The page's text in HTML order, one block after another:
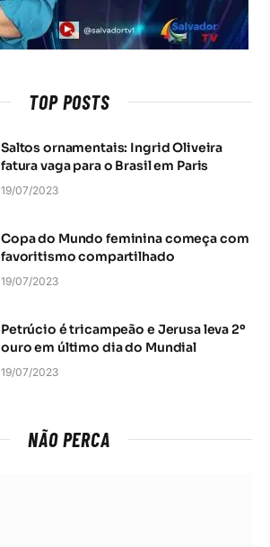
TOP POSTS
Saltos ornamentais: Ingrid Oliveira
fatura vaga para o Brasil em Paris
19/07/2023
Copa do Mundo feminina começa com
favoritismo compartilhado
19/07/2023
Petrúcio é tricampeão e Jerusa leva 2º
ouro em último dia do Mundial
19/07/2023
NÃO PERCA